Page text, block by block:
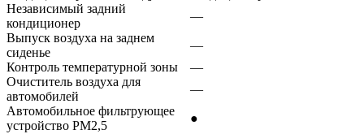
Независимый задний
кондиционер
—
Выпуск воздуха на заднем
сиденье
—
Контроль температурной зоны
—
Очиститель воздуха для
автомобилей
—
Автомобильное фильтрующее
устройство PM2,5
●